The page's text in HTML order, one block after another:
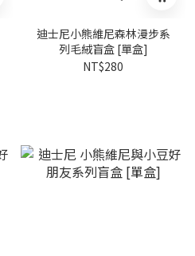
迪士尼小熊維尼森林漫步系
列毛絨盲盒 [單盒]
NT$280